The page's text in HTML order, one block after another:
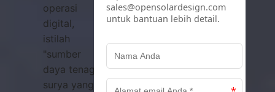
operasi
digital,
istilah
"sumber
daya tenaga
surya yang